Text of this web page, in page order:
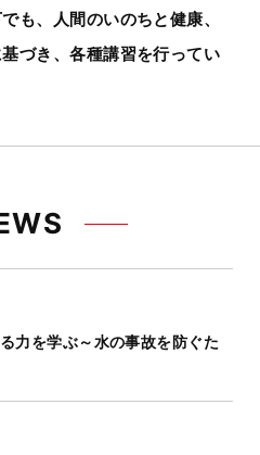
も、人間のいのちと健康、
づき、各種講習を行ってい
力を学ぶ～水の事故を防ぐた